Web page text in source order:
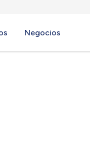
Negocios